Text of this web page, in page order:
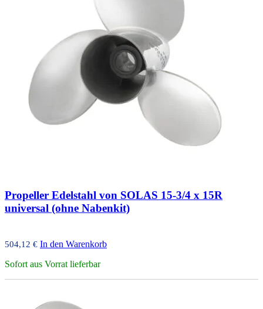
Propeller Edelstahl von SOLAS 15-3/4 x 15R
universal (ohne Nabenkit)
504,12 € In den Warenkorb
Sofort aus Vorrat lieferbar